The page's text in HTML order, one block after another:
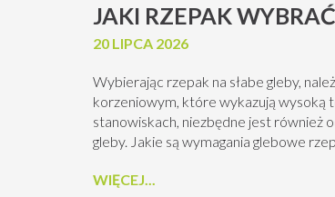
JAKI RZEPAK
20 LIPCA 2026
Wybierając rzepak na słabe gleby,
korzeniowym, które wykazują wysoką
stanowiskach, niezbędne jest również
gleby. Jakie są wymagania glebowe
WIĘCEJ...